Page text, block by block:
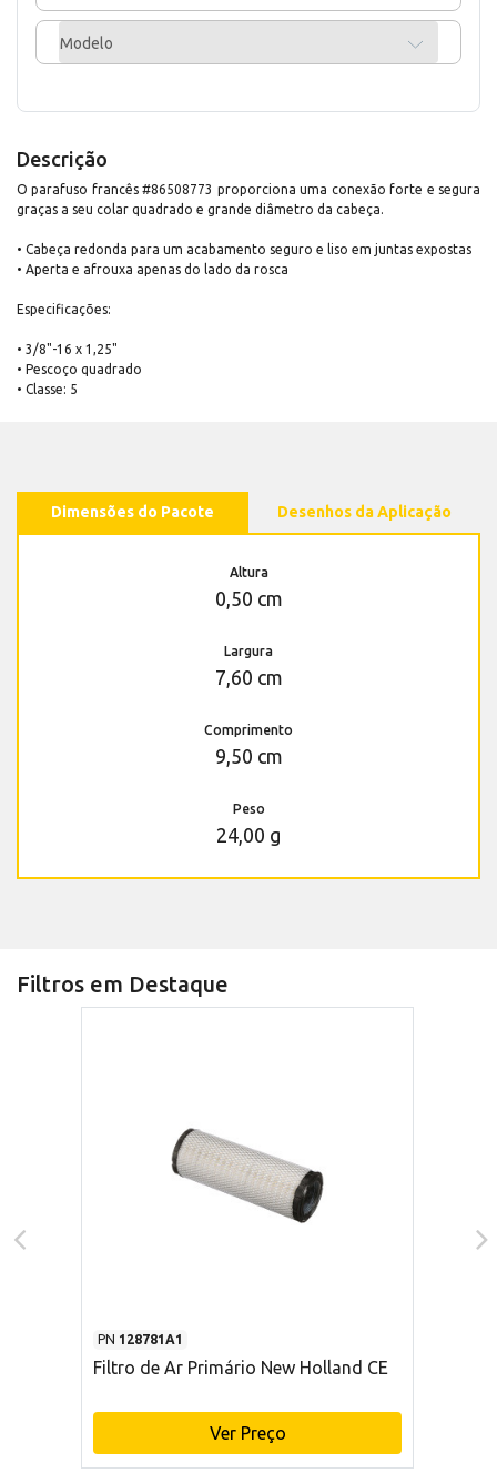
Modelo
Descrição
O parafuso francês #86508773 proporciona uma conexão forte e segura
graças a seu colar quadrado e grande diâmetro da cabeça.
• Cabeça redonda para um acabamento seguro e liso em juntas expostas
• Aperta e afrouxa apenas do lado da rosca
Especificações:
• 3/8"-16 x 1,25"
• Pescoço quadrado
• Classe: 5
Dimensões do Pacote Desenhos da Aplicação
Altura
0,50 cm
Largura
7,60 cm
Comprimento
9,50 cm
Peso
24,00 g
Filtros em Destaque
PN 128781A1
Filtro de Ar Primário New Holland CE
Ver Preço